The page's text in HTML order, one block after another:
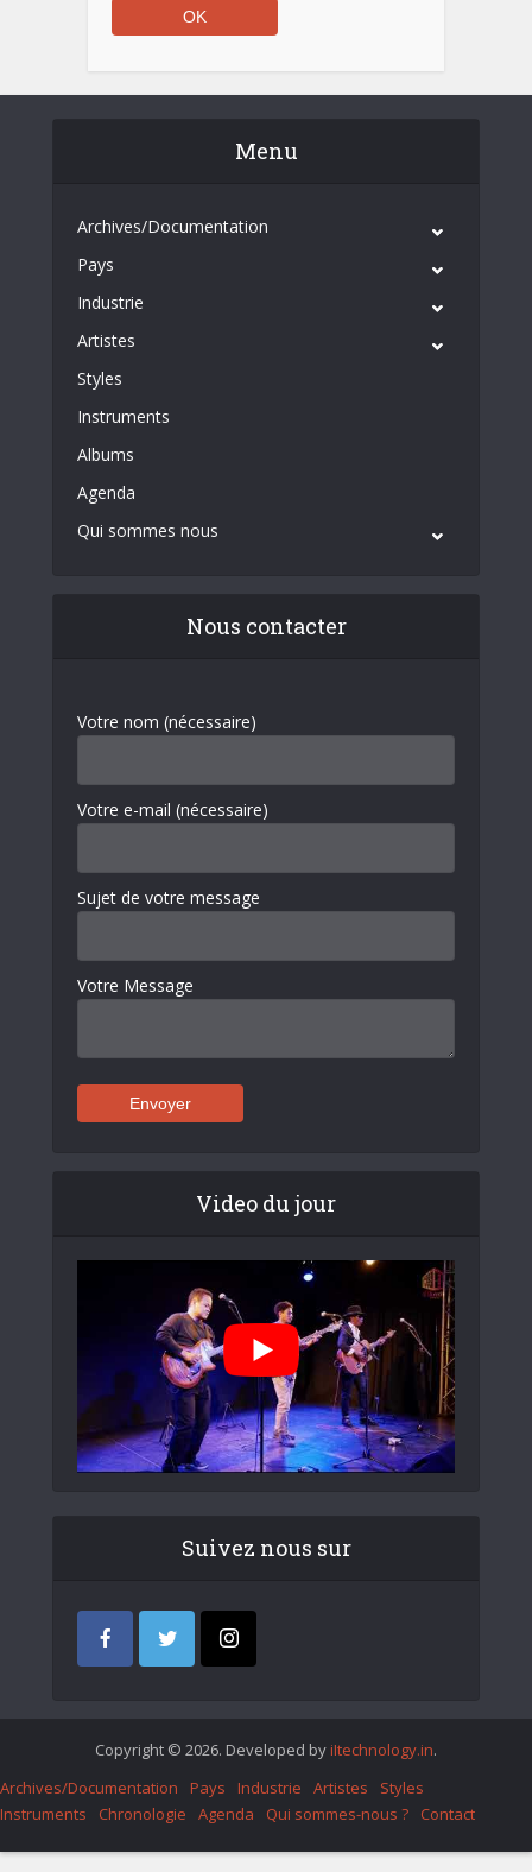
Menu
Archives/Documentation
Pays
Industrie
Artistes
Styles
Instruments
Albums
Agenda
Qui sommes nous
Nous contacter
Votre nom (nécessaire)
Votre e-mail (nécessaire)
Sujet de votre message
Votre Message
Video du jour
Suivez nous sur
Copyright © 2026. Developed by iItechnology.in.
Archives/Documentation
Pays Industrie Artistes
Styles
Instruments
Chronologie Agenda Qui sommes-nous ? Contact